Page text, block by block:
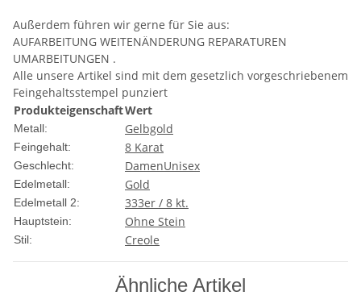
Außerdem führen wir gerne für Sie aus:
AUFARBEITUNG WEITENÄNDERUNG REPARATUREN
UMARBEITUNGEN .
Alle unsere Artikel sind mit dem gesetzlich vorgeschriebenem
Feingehaltsstempel punziert
ProdukteigenschaftWert
Metall: Gelbgold
Feingehalt: 8 Karat
Geschlecht: DamenUnisex
Edelmetall: Gold
Edelmetall 2: 333er / 8 kt.
Hauptstein: Ohne Stein
Stil: Creole
Ähnliche Artikel